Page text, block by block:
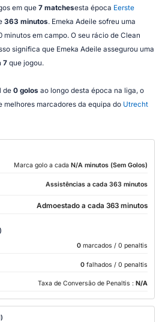
em que 7 matchesesta época Eerste
363 minutos. Emeka Adeile sofreu uma
minutos em campo. O seu rácio de Clean
significa que Emeka Adeile assegurou uma
7que jogou.
de 0 golos ao longo desta época na liga, o
melhores marcadores da equipa do Utrecht
Marca golo a cada N/A minutos (Sem Golos)
Assistências a cada 363 minutos
Admoestado a cada 363 minutos
0 marcados / 0 penaltis
0 falhados / 0 penaltis
Taxa de Conversão de Penaltis : N/A